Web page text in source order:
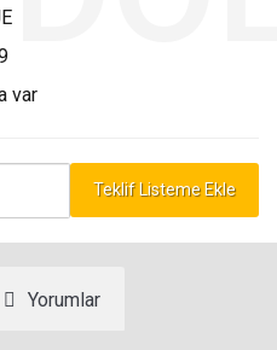
var
Teklif Listeme Ekle
Yorumlar